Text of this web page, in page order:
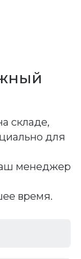
складе,
для
менеджер
время.